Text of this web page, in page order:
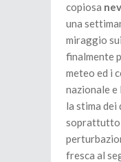
copiosa
una
miraggio
finalmente
meteo ed i
nazionale e
la stima
soprattutto
fresca al